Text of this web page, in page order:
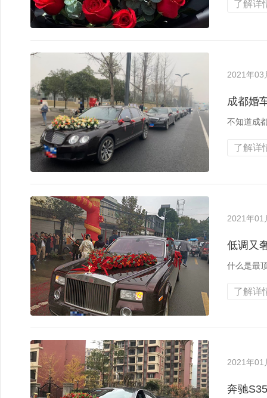
了解详
2021年03
成都婚
不知道成
了解详
2021年01
低调又
什么是最
了解详
2021年01
奔驰